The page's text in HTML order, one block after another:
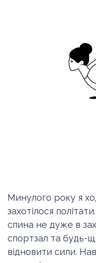
Минулого року я
захотілося
спина не дуже в
спортзал та будь-
відновити сили.